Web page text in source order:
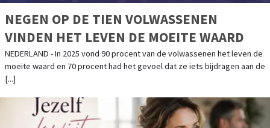
NEGEN OP DE TIEN VOLWASSENEN
VINDEN HET LEVEN DE MOEITE WAARD
NEDERLAND - In 2025 vond 90 procent van de volwassenen het leven de
moeite waard en 70 procent had het gevoel dat ze iets bijdragen aan de
[...]